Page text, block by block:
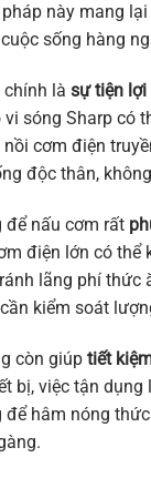
này mang
sống hàng
là sự tiện lợi
sóng Sharp có
cơm điện
độc thân,
để nấu cơm rất
điện lớn có
lãng phí
kiểm soát
còn giúp tiết
bị, việc tận
để hâm nóng